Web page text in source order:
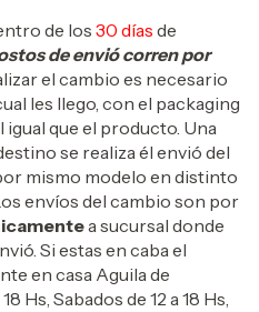
de los 30 días de
de envió corren por
el cambio es necesario
les llego, con el packaging
que el producto. Una
se realiza él envió del
mismo modelo en distinto
envíos del cambio son por
a sucursal donde
Si estas en caba el
en casa Aguila de
Hs, Sabados de 12 a 18 Hs,